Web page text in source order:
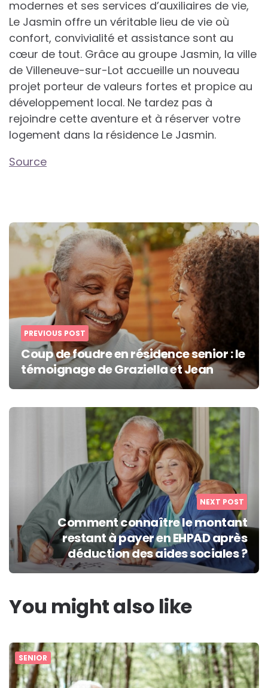
modernes et ses services d’auxiliaires de vie,
Le Jasmin offre un véritable lieu de vie où
confort, convivialité et assistance sont au
cœur de tout. Grâce au groupe Jasmin, la ville
de Villeneuve-sur-Lot accueille un nouveau
projet porteur de valeurs fortes et propice au
développement local. Ne tardez pas à
rejoindre cette aventure et à réserver votre
logement dans la résidence Le Jasmin.
Source
Post
navigation
PREVIOUS POST
Coup de foudre en résidence senior : le
témoignage de Graziella et Jean
NEXT POST
Comment connaître le montant
restant à payer en EHPAD après
déduction des aides sociales ?
You might also like
SENIOR